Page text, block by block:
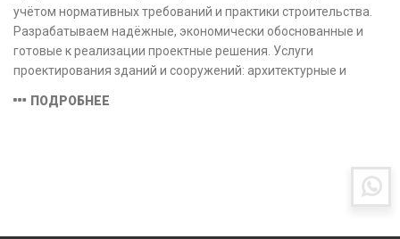
учётом нормативных требований и практики строительства.
Разрабатываем надёжные, экономически обоснованные и
готовые к реализации проектные решения. Услуги
проектирования зданий и сооружений: архитектурные и
сметная документация. Полный цикл работ с учётом норм и
ПОДРОБНЕЕ